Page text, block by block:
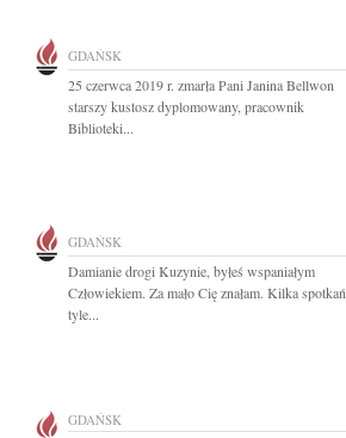
GDAŃSK
25 czerwca 2019 r. zmarła Pani Janina Bellwon
starszy kustosz dyplomowany, pracownik
Biblioteki...
GDAŃSK
Damianie drogi Kuzynie, byłeś wspaniałym
Człowiekiem. Za mało Cię znałam. Kilka spotkań,
tyle...
GDAŃSK